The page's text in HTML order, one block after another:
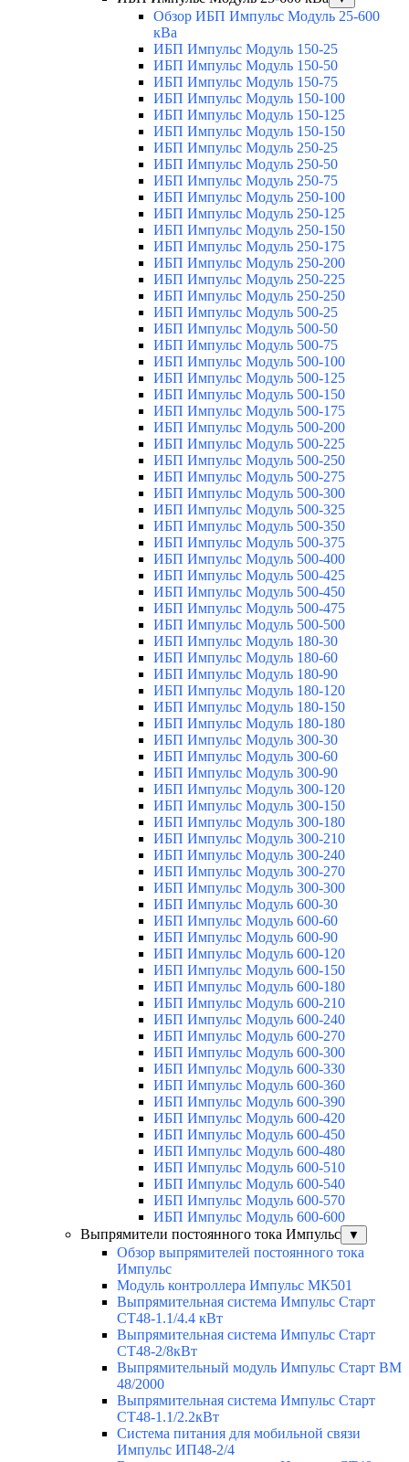
Обзор ИБП Импульс Модуль 25-600
кВа
ИБП Импульс Модуль 150-25
ИБП Импульс Модуль 150-50
ИБП Импульс Модуль 150-75
ИБП Импульс Модуль 150-100
ИБП Импульс Модуль 150-125
ИБП Импульс Модуль 150-150
ИБП Импульс Модуль 250-25
ИБП Импульс Модуль 250-50
ИБП Импульс Модуль 250-75
ИБП Импульс Модуль 250-100
ИБП Импульс Модуль 250-125
ИБП Импульс Модуль 250-150
ИБП Импульс Модуль 250-175
ИБП Импульс Модуль 250-200
ИБП Импульс Модуль 250-225
ИБП Импульс Модуль 250-250
ИБП Импульс Модуль 500-25
ИБП Импульс Модуль 500-50
ИБП Импульс Модуль 500-75
ИБП Импульс Модуль 500-100
ИБП Импульс Модуль 500-125
ИБП Импульс Модуль 500-150
ИБП Импульс Модуль 500-175
ИБП Импульс Модуль 500-200
ИБП Импульс Модуль 500-225
ИБП Импульс Модуль 500-250
ИБП Импульс Модуль 500-275
ИБП Импульс Модуль 500-300
ИБП Импульс Модуль 500-325
ИБП Импульс Модуль 500-350
ИБП Импульс Модуль 500-375
ИБП Импульс Модуль 500-400
ИБП Импульс Модуль 500-425
ИБП Импульс Модуль 500-450
ИБП Импульс Модуль 500-475
ИБП Импульс Модуль 500-500
ИБП Импульс Модуль 180-30
ИБП Импульс Модуль 180-60
ИБП Импульс Модуль 180-90
ИБП Импульс Модуль 180-120
ИБП Импульс Модуль 180-150
ИБП Импульс Модуль 180-180
ИБП Импульс Модуль 300-30
ИБП Импульс Модуль 300-60
ИБП Импульс Модуль 300-90
ИБП Импульс Модуль 300-120
ИБП Импульс Модуль 300-150
ИБП Импульс Модуль 300-180
ИБП Импульс Модуль 300-210
ИБП Импульс Модуль 300-240
ИБП Импульс Модуль 300-270
ИБП Импульс Модуль 300-300
ИБП Импульс Модуль 600-30
ИБП Импульс Модуль 600-60
ИБП Импульс Модуль 600-90
ИБП Импульс Модуль 600-120
ИБП Импульс Модуль 600-150
ИБП Импульс Модуль 600-180
ИБП Импульс Модуль 600-210
ИБП Импульс Модуль 600-240
ИБП Импульс Модуль 600-270
ИБП Импульс Модуль 600-300
ИБП Импульс Модуль 600-330
ИБП Импульс Модуль 600-360
ИБП Импульс Модуль 600-390
ИБП Импульс Модуль 600-420
ИБП Импульс Модуль 600-450
ИБП Импульс Модуль 600-480
ИБП Импульс Модуль 600-510
ИБП Импульс Модуль 600-540
ИБП Импульс Модуль 600-570
ИБП Импульс Модуль 600-600
Выпрямители постоянного тока Импульс
▼
Обзор выпрямителей постоянного тока
Импульс
Модуль контроллера Импульс МК501
Выпрямительная система Импульс Старт
СТ48-1.1/4.4 кВт
Выпрямительная система Импульс Старт
СТ48-2/8кВт
Выпрямительный модуль Импульс Старт ВМ
48/2000
Выпрямительная система Импульс Старт
СТ48-1.1/2.2кВт
Система питания для мобильной связи
Импульс ИП48-2/4